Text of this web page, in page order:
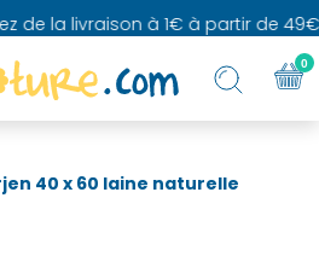
de la livraison à 1€ à partir de 49€
40 x 60 laine naturelle
0